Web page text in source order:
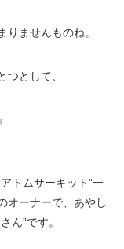
ませんものね。
として、
トムサーキット”一
オーナーで、あやし
ん”です。